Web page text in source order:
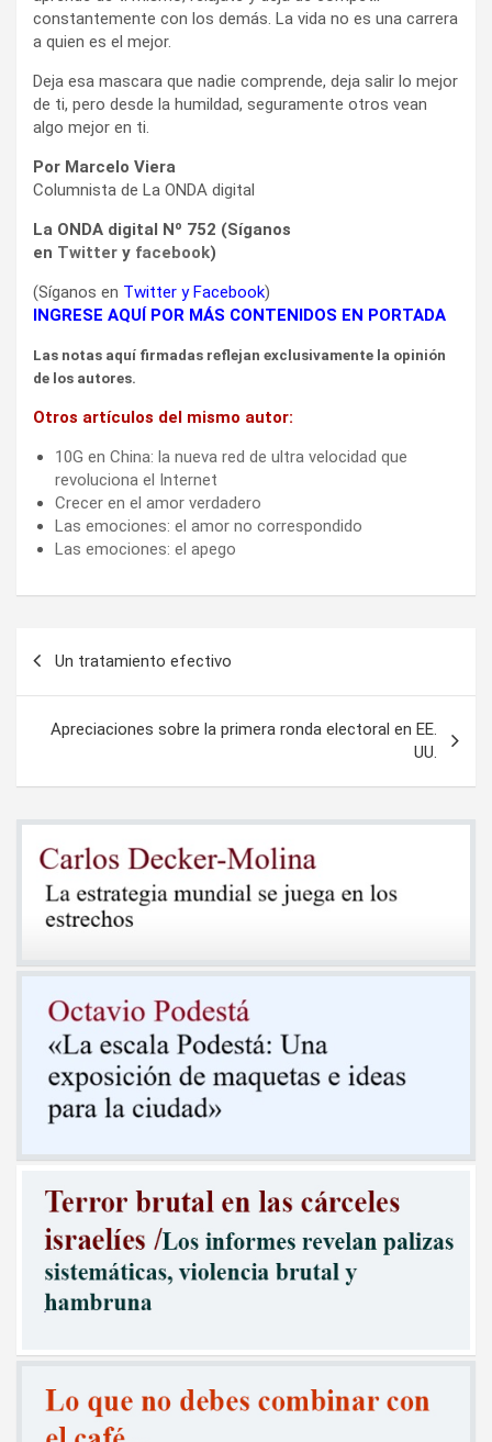
constantemente con los demás. La vida no es una carrera
a quien es el mejor.
Deja esa mascara que nadie comprende, deja salir lo mejor
de ti, pero desde la humildad, seguramente otros vean
algo mejor en ti.
Por Marcelo Viera
Columnista de La ONDA digital
La ONDA digital Nº 752 (Síganos
en Twitter y facebook)
(Síganos en Twitter yFacebook)
INGRESE AQUÍ POR MÁS CONTENIDOS EN PORTADA
Las notas aquí firmadas reflejan exclusivamente la opinión
de los autores.
Otros artículos del mismo autor:
10G en China: la nueva red de ultra velocidad que
revoluciona el Internet
Crecer en el amor verdadero
Las emociones: el amor no correspondido
Las emociones: el apego
entradas
Un tratamiento efectivo
Apreciaciones sobre la primera ronda electoral en EE.
UU.